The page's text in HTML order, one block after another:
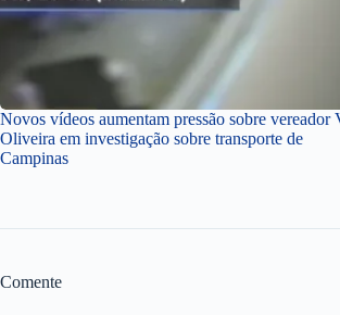
Novos vídeos aumentam pressão sobre vereador
Oliveira em investigação sobre transporte de
Campinas
Comente